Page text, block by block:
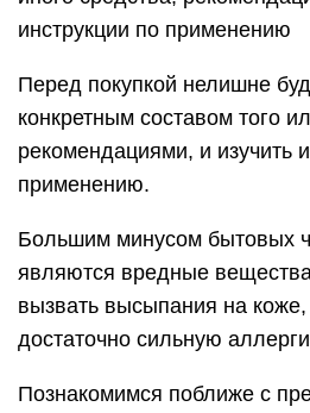
инструкции по применению
Перед покупкой нелишне
конкретным составом того
рекомендациями, и изучить
применению.
Большим минусом бытовых
являются вредные
вызвать высыпания на
достаточно сильную
Познакомимся поближе с